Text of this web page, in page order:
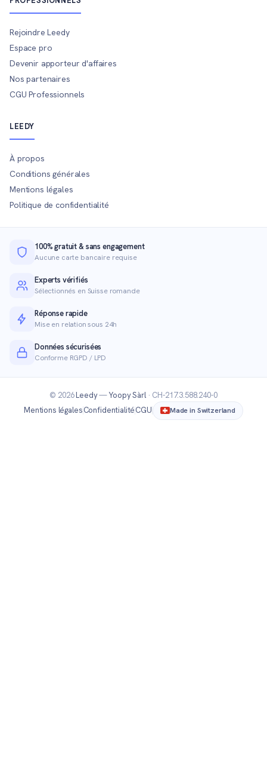
Rejoindre Leedy
Espace pro
Devenir apporteur d'affaires
Nos partenaires
CGU Professionnels
LEEDY
À propos
Conditions générales
Mentions légales
Politique de confidentialité
100% gratuit & sans engagement
Aucune carte bancaire requise
Experts vérifiés
Sélectionnés en Suisse romande
Réponse rapide
Mise en relation sous 24h
Données sécurisées
Conforme RGPD / LPD
© 2026Leedy—Yoopy Sàrl· CH-217.3.588.240-0
Mentions légalesConfidentialitéCGU Made in Switzerland